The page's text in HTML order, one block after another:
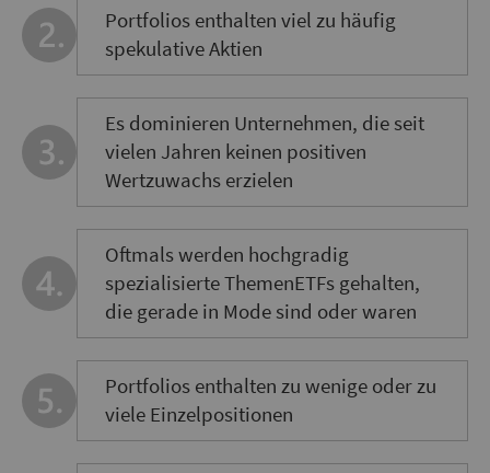
Portfolios enthalten viel zu häufig
spekulative Aktien
Es dominieren Unternehmen, die seit
vielen Jahren keinen positiven
Wertzuwachs erzielen
Oftmals werden hochgradig
spezialisierte ThemenETFs gehalten,
die gerade in Mode sind oder waren
Portfolios enthalten zu wenige oder zu
viele Einzelpositionen